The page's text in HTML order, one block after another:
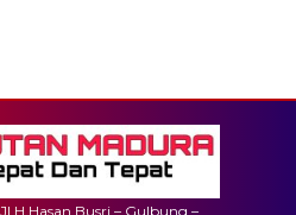
H.Hasan Busri – Gulbung –